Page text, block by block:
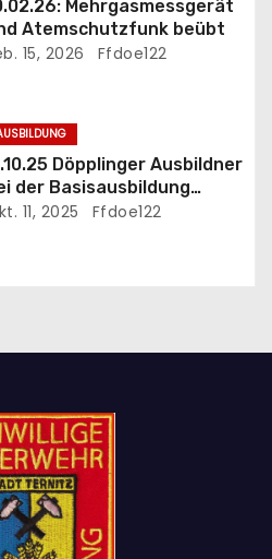
Mehrgasmessgerät
Atemschutzfunk beübt
15, 2026 Ffdoe122
Döpplinger Ausbildner
der Basisausbildung
11, 2025 Ffdoe122